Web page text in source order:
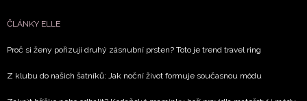
informace od našich partnerů? Pokud souhlasíte se
soukromí BurdaMedia Extra s.r.o., zaškrtněte toto pole.
ČLÁNKY ELLE
Proč si ženy pořizují druhý zásnubní prsten? Toto je trend travel ring
Z klubu do našich šatníků: Jak noční život formuje současnou módu